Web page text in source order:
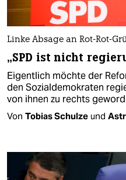
Linke Absage an Rot-Rot-
„SPD ist nicht
Eigentlich möchte der
den Sozialdemokraten
von ihnen zu rechts
Von Tobias Schulze und